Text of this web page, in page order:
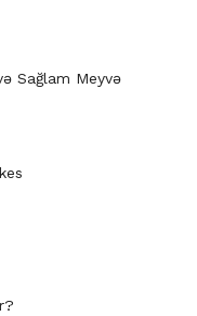
Sağlam Meyvə